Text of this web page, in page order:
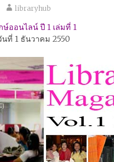
libraryhub
ออนไลน์ ปี 1 เล่มที่ 1
ที่ 1 ธันวาคม 2550